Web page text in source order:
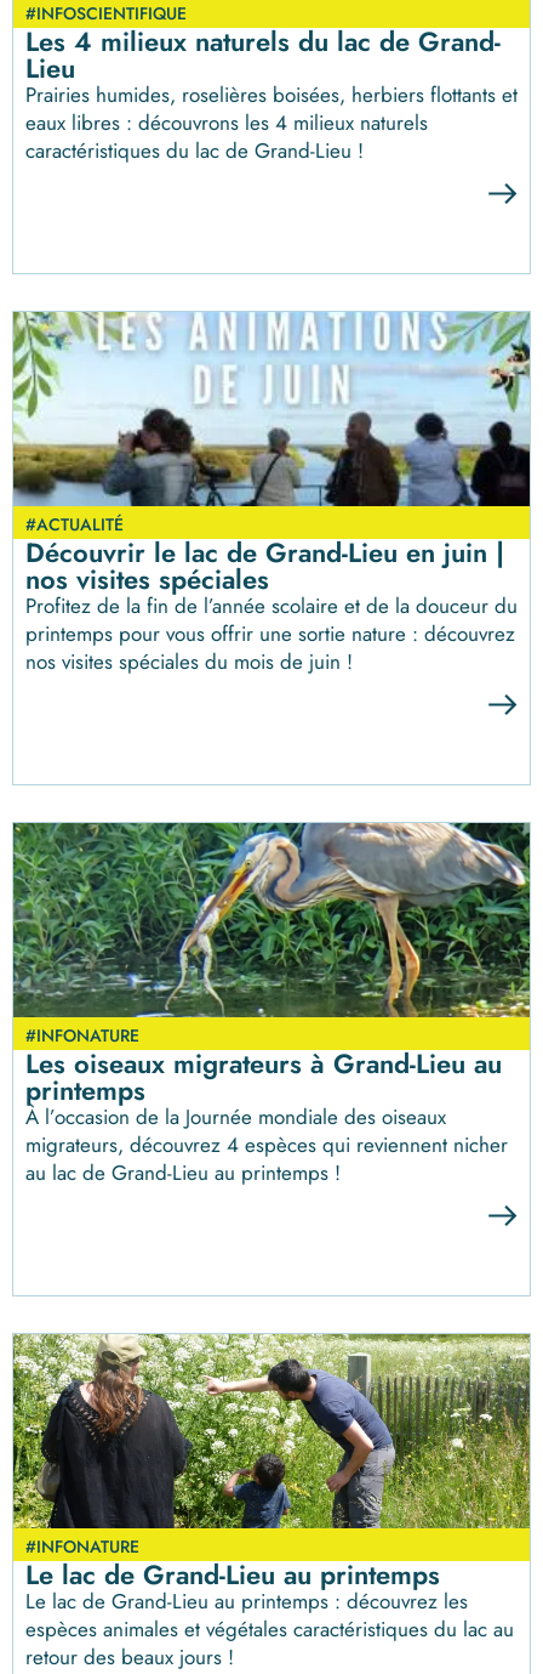
#INFOSCIENTIFIQUE
Les 4 milieux naturels du lac de Grand-
Lieu
Prairies humides, roselières boisées, herbiers flottants et
eaux libres : découvrons les 4 milieux naturels
caractéristiques du lac de Grand-Lieu !
#ACTUALITÉ
Découvrir le lac de Grand-Lieu en juin |
nos visites spéciales
Profitez de la fin de l’année scolaire et de la douceur du
printemps pour vous offrir une sortie nature : découvrez
nos visites spéciales du mois de juin !
#INFONATURE
Les oiseaux migrateurs à Grand-Lieu au
printemps
À l’occasion de la Journée mondiale des oiseaux
migrateurs, découvrez 4 espèces qui reviennent nicher
au lac de Grand-Lieu au printemps !
#INFONATURE
Le lac de Grand-Lieu au printemps
Le lac de Grand-Lieu au printemps : découvrez les
espèces animales et végétales caractéristiques du lac au
retour des beaux jours !